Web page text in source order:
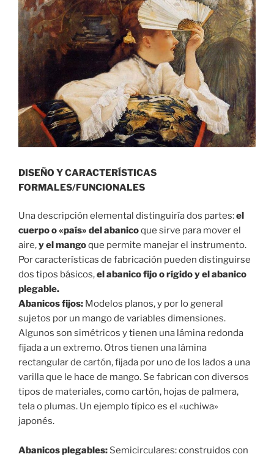
DISEÑO Y CARACTERÍSTICAS
FORMALES/FUNCIONALES⁣
Una descripción elemental distinguiría dos partes:el
cuerpo o «país» del abanicoque sirve para mover el
aire,y el mangoque permite manejar el instrumento.
Por características de fabricación pueden distinguirse
dos tipos básicos,el abanico fijo o rígido y el abanico
plegable. ⁣
Abanicos fijos: Modelos planos, y por lo general
sujetos por un mango de variables dimensiones.
Algunos son simétricos y tienen una lámina redonda
fijada a un extremo. Otros tienen una lámina
rectangular de cartón, fijada por uno de los lados a una
varilla que le hace de mango. Se fabrican con diversos
tipos de materiales, como cartón, hojas de palmera,
tela o plumas. Un ejemplo típico es el «uchiwa»
japonés.⁣
Abanicos plegables: Semicirculares: construidos con